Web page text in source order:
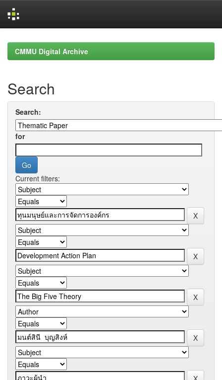
navigationCMMU Digital Archive
Search
Search:
for
Current filters: